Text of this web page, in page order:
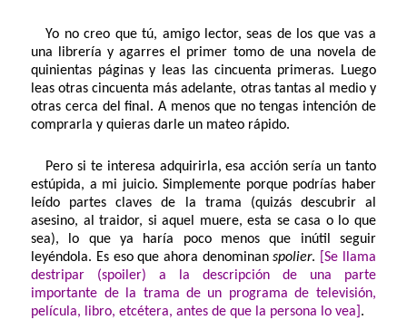
Yo no creo que tú, amigo lector, seas de los que vas a
una librería y agarres el primer tomo de una novela de
quinientas páginas y leas las cincuenta primeras. Luego
leas otras cincuenta más adelante, otras tantas al medio y
otras cerca del final. A menos que no tengas intención de
comprarla y quieras darle un mateo rápido.
Pero si te interesa adquirirla, esa acción sería un tanto
estúpida, a mi juicio. Simplemente porque podrías haber
leído partes claves de la trama (quizás descubrir al
asesino, al traidor, si aquel muere, esta se casa o lo que
sea), lo que ya haría poco menos que inútil seguir
leyéndola. Es eso que ahora denominanspolier. [Se llama
destripar (spoiler) a la descripción de una parte
importante de la trama de un programa de televisión,
película, libro, etcétera, antes de que la persona lo vea] .